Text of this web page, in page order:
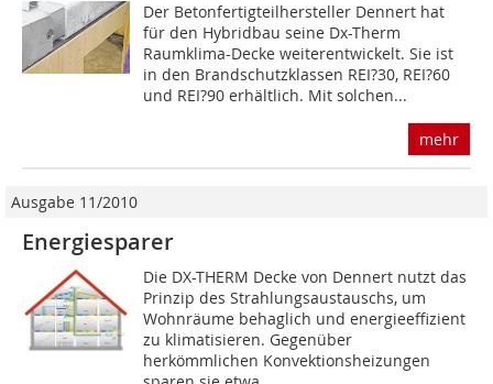
Der Betonfertigteilhersteller Dennert hat
für den Hybridbau seine Dx-Therm
Raumklima-Decke weiterentwickelt. Sie ist
in den Brandschutzklassen REI?30, REI?60
und REI?90 erhältlich. Mit solchen...
mehr
Ausgabe 11/2010
Energiesparer
Die DX-THERM Decke von Dennert nutzt das
Prinzip des Strahlungsaustauschs, um
Wohnräume behaglich und energieeffizient
zu klimatisieren. Gegenüber
herkömmlichen Konvektionsheizungen